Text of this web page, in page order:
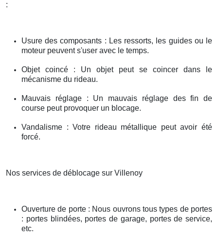
:
Usure des composants : Les ressorts, les guides ou le
moteur peuvent s'user avec le temps.
Objet coincé : Un objet peut se coincer dans le
mécanisme du rideau.
Mauvais réglage : Un mauvais réglage des fin de
course peut provoquer un blocage.
Vandalisme : Votre rideau métallique peut avoir été
forcé.
Nos services de déblocage sur Villenoy
Ouverture de porte : Nous ouvrons tous types de portes
: portes blindées, portes de garage, portes de service,
etc.